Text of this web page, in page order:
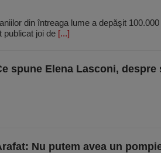
din întreaga lume a depăşit
publicat joi de [...]
spune Elena Lasconi, despre
Nu putem avea un